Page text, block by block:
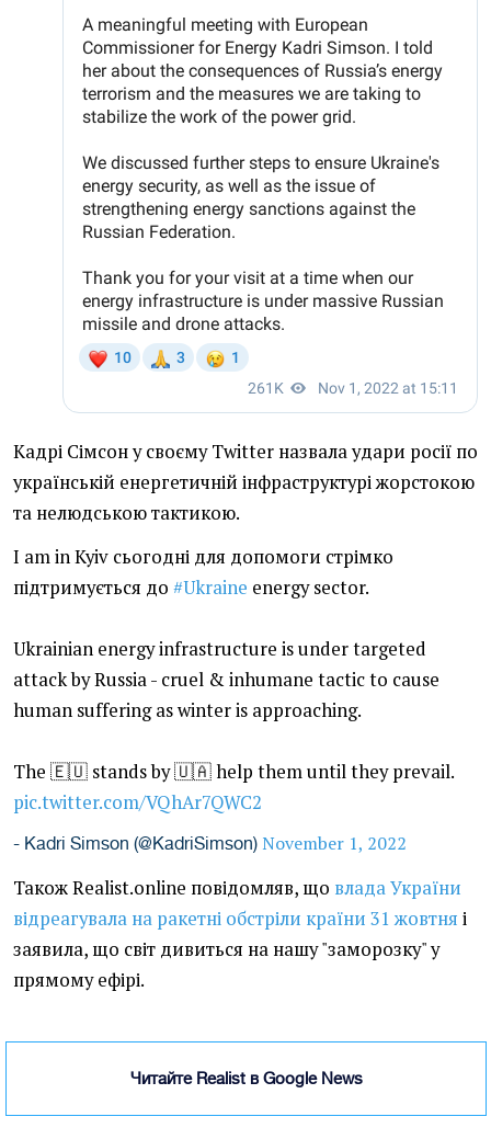
Кадрі Сімсон у своєму Twitter назвала удари росії по
українській енергетичній інфраструктурі жорстокою
та нелюдською тактикою.
I am in Kyiv сьогодні для допомоги стрімко
підтримується до #Ukraine energy sector.
Ukrainian energy infrastructure is under targeted
attack by Russia - cruel & inhumane tactic to cause
human suffering as winter is approaching.
The 🇪🇺 stands by 🇺🇦 help them until they prevail.
pic.twitter.com/VQhAr7QWC2
- Kadri Simson (@KadriSimson) November 1, 2022
Також Realist.online повідомляв, що влада України
відреагувала на ракетні обстріли країни 31 жовтня і
заявила, що світ дивиться на нашу "заморозку" у
прямому ефірі.
Читайте Realist в Google News